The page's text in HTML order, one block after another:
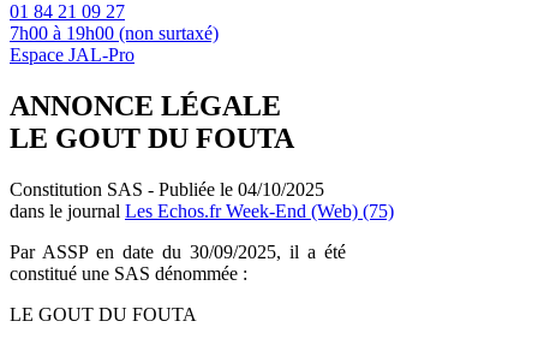
01 84 21 09 27
7h00 à 19h00 (non surtaxé)
Espace JAL-Pro
ANNONCE LÉGALE
LE GOUT DU FOUTA
Constitution SAS - Publiée le 04/10/2025
dans le journal Les Echos.fr Week-End (Web) (75)
Par ASSP en date du 30/09/2025, il a été
constitué une SAS dénommée :
LE GOUT DU FOUTA